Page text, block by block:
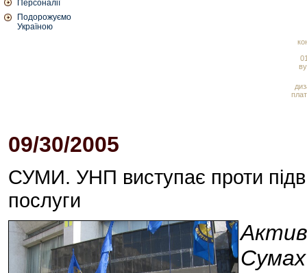
Персоналії
Подорожуємо
Україною
09/30/2005
СУМИ. УНП виступає проти
послуги
Сумах